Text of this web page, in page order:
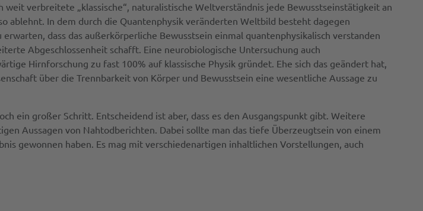
verbreitete „klassische“, naturalistische Weltverständnis jede Bewusstseinstätigkeit an
ablehnt. In dem durch die Quantenphysik veränderten Weltbild besteht dagegen
dass das außerkörperliche Bewusstsein einmal quantenphysikalisch verstanden
Abgeschlossenheit schafft. Eine neurobiologische Untersuchung auch
Hirnforschung zu fast 100% auf klassische Physik gründet. Ehe sich das geändert hat,
über die Trennbarkeit von Körper und Bewusstsein eine wesentliche Aussage zu
ein großer Schritt. Entscheidend ist aber, dass es den Ausgangspunkt gibt. Weitere
Aussagen von Nahtodberichten. Dabei sollte man das tiefe Überzeugtsein von einem
gewonnen haben. Es mag mit verschiedenartigen inhaltlichen Vorstellungen, auch